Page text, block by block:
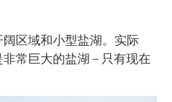
区域和小型盐湖。实际
常巨大的盐湖 – 只有现在